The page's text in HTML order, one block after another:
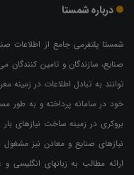
درباره شمستا
شمستا پلتفرمی جامع از اطلاعات
صنایع، سازندگان و تامین
توانند به تبادل اطلاعات در
خود در سامانه پرداخته و به طور
بروکری در زمینه ساخت نیازهای
نیازهای صنایع و معادن نیز
ارائه مطالب به زبانهای